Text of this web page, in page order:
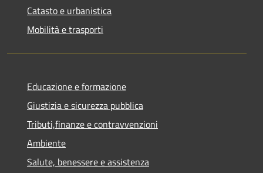
Catasto e urbanistica
Mobilità e trasporti
Educazione e formazione
Giustizia e sicurezza pubblica
Tributi,finanze e contravvenzioni
Ambiente
Salute, benessere e assistenza